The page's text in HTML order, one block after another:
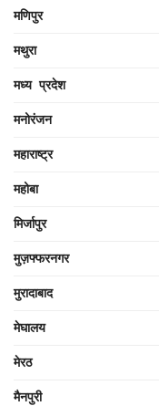
मणिपुर
मथुरा
मध्य प्रदेश
मनोरंजन
महाराष्ट्र
महोबा
मिर्जापुर
मुज़फ्फरनगर
मुरादाबाद
मेघालय
मेरठ
मैनपुरी